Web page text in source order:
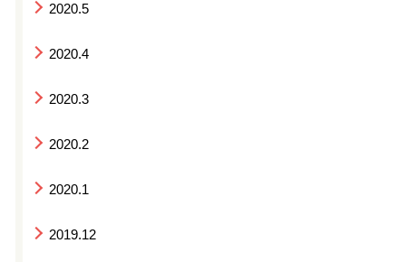
2020.5
2020.4
2020.3
2020.2
2020.1
2019.12